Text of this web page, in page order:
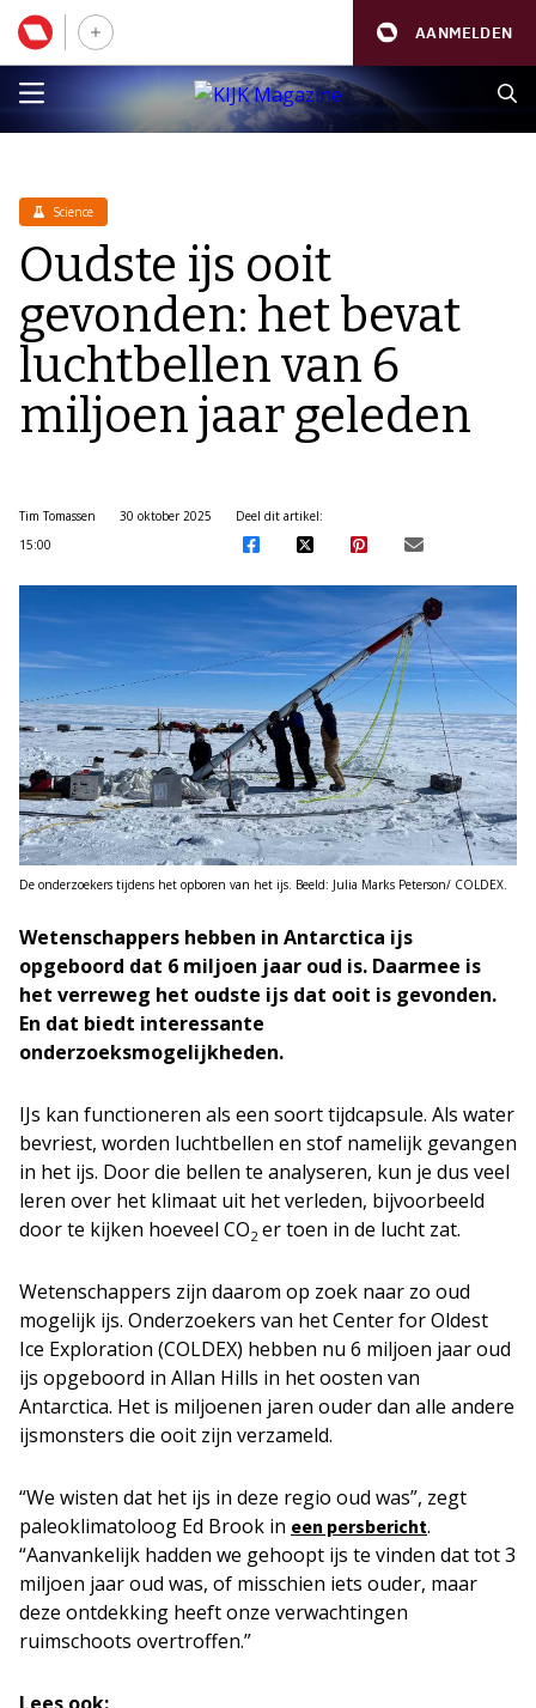
AANMELDEN
Science
Oudste ijs ooit
gevonden: het bevat
luchtbellen van 6
miljoen jaar geleden
Tim Tomassen
30 oktober 2025
15:00
Deel dit artikel:
De onderzoekers tijdens het opboren van het ijs. Beeld: Julia Marks Peterson/ COLDEX.
Wetenschappers hebben in Antarctica ijs
opgeboord dat 6 miljoen jaar oud is. Daarmee is
het verreweg het oudste ijs dat ooit is gevonden.
En dat biedt interessante
onderzoeksmogelijkheden.
IJs kan functioneren als een soort tijdcapsule. Als water
bevriest, worden luchtbellen en stof namelijk gevangen
in het ijs. Door die bellen te analyseren, kun je dus veel
leren over het klimaat uit het verleden, bijvoorbeeld
door te kijken hoeveel CO2 er toen in de lucht zat.
Wetenschappers zijn daarom op zoek naar zo oud
mogelijk ijs. Onderzoekers van het Center for Oldest
Ice Exploration (COLDEX) hebben nu 6 miljoen jaar oud
ijs opgeboord in Allan Hills in het oosten van
Antarctica. Het is miljoenen jaren ouder dan alle andere
ijsmonsters die ooit zijn verzameld.
“We wisten dat het ijs in deze regio oud was”, zegt
paleoklimatoloog Ed Brook in een persbericht.
“Aanvankelijk hadden we gehoopt ijs te vinden dat tot 3
miljoen jaar oud was, of misschien iets ouder, maar
deze ontdekking heeft onze verwachtingen
ruimschoots overtroffen.”